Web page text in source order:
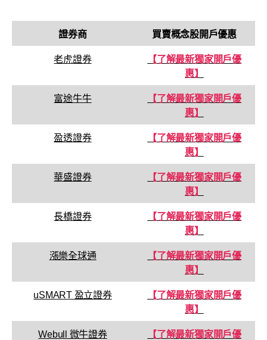
證券商 買賣概念股開戶優惠
老虎證券
【了解最新獨家開戶優
惠】
富途牛牛
【了解最新獨家開戶優
惠】
盈透證券
【了解最新獨家開戶優
惠】
華盛證券
【了解最新獨家開戶優
惠】
長橋證券
【了解最新獨家開戶優
惠】
漲樂全球通
【了解最新獨家開戶優
惠】
uSMART 盈立證券
【了解最新獨家開戶優
惠】
Webull 微牛證券
【了解最新獨家開戶優